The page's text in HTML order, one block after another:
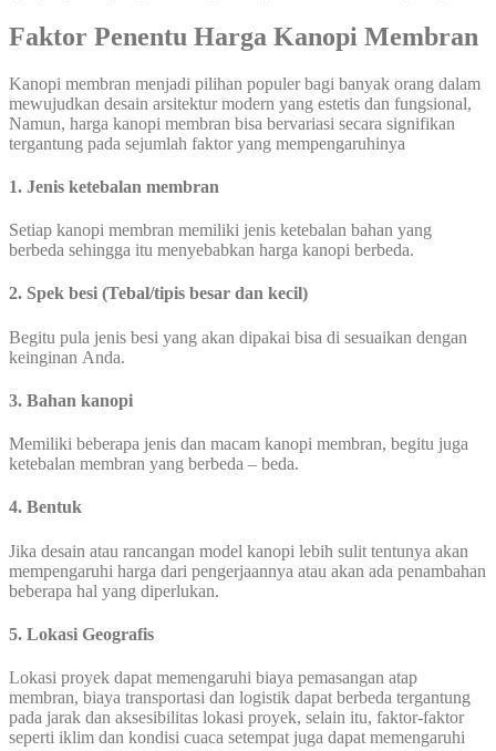
Faktor Penentu Harga Kanopi Membran
Kanopi membran menjadi pilihan populer bagi banyak orang dalam
mewujudkan desain arsitektur modern yang estetis dan fungsional,
Namun, harga kanopi membran bisa bervariasi secara signifikan
tergantung pada sejumlah faktor yang mempengaruhinya
1. Jenis ketebalan membran
Setiap kanopi membran memiliki jenis ketebalan bahan yang
berbeda sehingga itu menyebabkan harga kanopi berbeda.
2. Spek besi (Tebal/tipis besar dan kecil)
Begitu pula jenis besi yang akan dipakai bisa di sesuaikan dengan
keinginan Anda.
3. Bahan kanopi
Memiliki beberapa jenis dan macam kanopi membran, begitu juga
ketebalan membran yang berbeda – beda.
4. Bentuk
Jika desain atau rancangan model kanopi lebih sulit tentunya akan
mempengaruhi harga dari pengerjaannya atau akan ada penambahan
beberapa hal yang diperlukan.
5. Lokasi Geografis
Lokasi proyek dapat memengaruhi biaya pemasangan atap
membran, biaya transportasi dan logistik dapat berbeda tergantung
pada jarak dan aksesibilitas lokasi proyek, selain itu, faktor-faktor
seperti iklim dan kondisi cuaca setempat juga dapat memengaruhi